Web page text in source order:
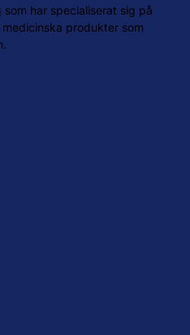
har specialiserat sig på
produkter som